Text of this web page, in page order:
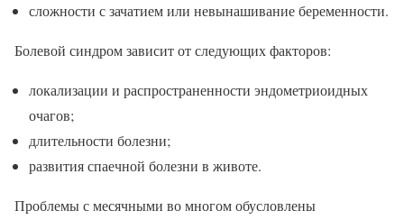
сложности с зачатием или невынашивание беременности.
Болевой синдром зависит от следующих факторов:
локализации и распространенности эндометриоидных
очагов;
длительности болезни;
развития спаечной болезни в животе.
Проблемы с месячными во многом обусловлены